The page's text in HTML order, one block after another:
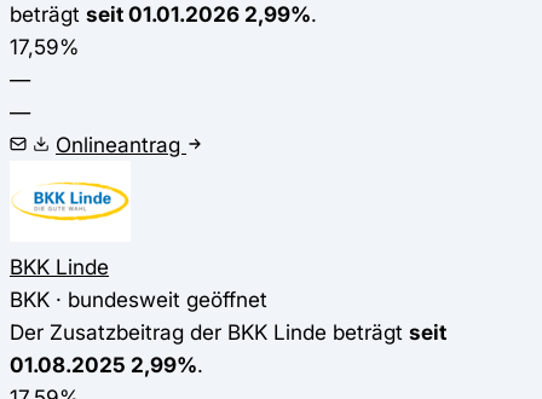
beträgt seit 01.01.2026 2,99%.
17,59%
—
—
Onlineantrag
BKK Linde
BKK · bundesweit geöffnet
Der Zusatzbeitrag der BKK Linde beträgt seit
01.08.2025 2,99%.